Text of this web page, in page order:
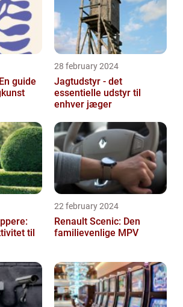
guide
28 february 2024
Jagtudstyr - det
essentielle udstyr til
enhver jæger
til
22 february 2024
Renault Scenic: Den
familievenlige MPV